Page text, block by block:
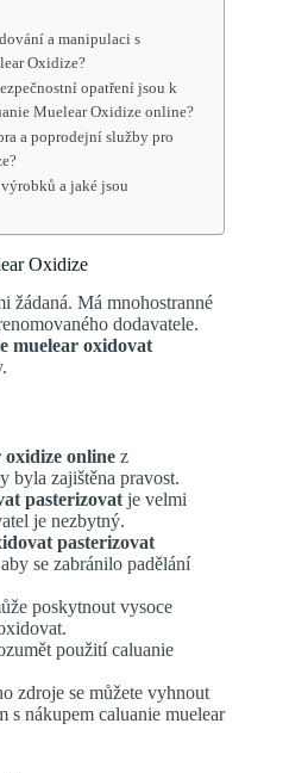
a manipulaci s
Oxidize?
opatření jsou k
Muelear Oxidize online?
a poprodejní služby pro
a jaké jsou
Oxidize
žádaná. Má mnohostranné
dodavatele.
muelear oxidovat
online z
byla zajištěna pravost.
pasterizovat je velmi
je nezbytný.
pasterizovat
se zabránilo padělání
poskytnout vysoce
použití caluanie
zdroje se můžete vyhnout
s nákupem caluanie muelear